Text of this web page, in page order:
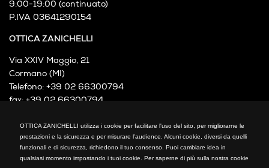
OTTICA ZANICHELLI utilizza i cookie per facilitare l'uso del sito, per migliorarne le
prestazioni e la sicurezza e per misurare l'audience. Alcuni cookie, diversi da quelli
funzionali e di sicurezza, richiedono il tuo consenso. Puoi cambiare idea in
qualsiasi momento impostando i tuoi cookie. Per saperne di più sulla nostra cookie
OTTICA ZANICHELLI
Via XXIV Maggio, 21
Cormano (MI)
Telefono: +39 02 66300794
fax: +39 02 66300794
9:00-19:00 (continuato)
P.IVA 03641290154